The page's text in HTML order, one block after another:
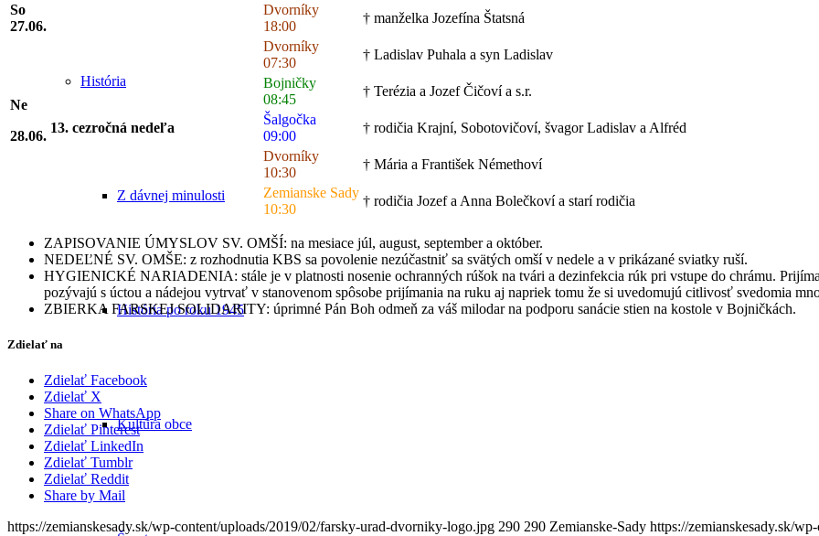
História
Z dávnej minulosti
História po roku 1945
Kultúra obce
So
27.06.
Dvorníky
18:00
† manželka Jozefína Štatsná
Ne
28.06.
13. cezročná nedeľa
Dvorníky
07:30
† Ladislav Puhala a syn Ladislav
Bojničky
08:45
† Terézia a Jozef Čičoví a s.r.
Šalgočka
09:00
† rodičia Krajní, Sobotovičoví, švagor Ladislav a Alfréd
Dvorníky
10:30
† Mária a František Némethoví
Zemianske Sady
10:30
† rodičia Jozef a Anna Bolečkoví a starí rodičia
ZAPISOVANIE ÚMYSLOV SV. OMŠÍ: na mesiace júl, august, september a október.
NEDEĽNÉ SV. OMŠE: z rozhodnutia KBS sa povolenie nezúčastniť sa svätých omší v nedele a v prikázané sviatky ruší.
HYGIENICKÉ NARIADENIA: stále je v platnosti nosenie ochranných rúšok na tvári a dezinfekcia rúk pri vstupe do chrámu.
pozývajú s úctou a nádejou vytrvať v stanovenom spôsobe prijímania na ruku aj napriek tomu že si uvedomujú citlivosť svedomia
ZBIERKA FARSKEJ SOLIDARITY: úprimné Pán Boh odmeň za váš milodar na podporu sanácie stien na kostole v Bojničkách.
Zdielať na
Zdielať Facebook
Zdielať X
Share on WhatsApp
Zdielať Pinterest
Zdielať LinkedIn
Zdielať Tumblr
Zdielať Reddit
Share by Mail
https://zemianskesady.sk/wp-content/uploads/2019/02/farsky-urad-dvorniky-logo.jpg 290 290 Zemianske-Sady https://zemianskesady.sk/